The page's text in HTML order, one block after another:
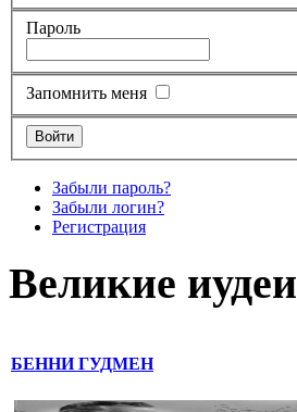
Пароль
Запомнить меня
Забыли пароль?
Забыли логин?
Регистрация
Великие иудеи
БЕННИ ГУДМЕН